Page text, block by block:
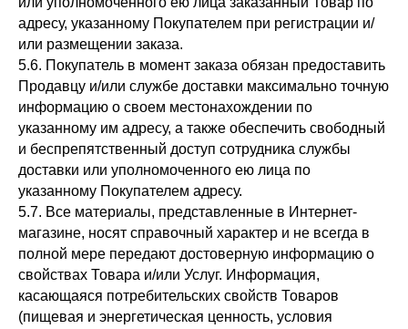
адресу, указанному Покупателем при регистрации и/
или размещении заказа.
5.6. Покупатель в момент заказа обязан предоставить
Продавцу и/или службе доставки максимально точную
информацию о своем местонахождении по
указанному им адресу, а также обеспечить свободный
и беспрепятственный доступ сотрудника службы
доставки или уполномоченного ею лица по
указанному Покупателем адресу.
5.7. Все материалы, представленные в Интернет-
магазине, носят справочный характер и не всегда в
полной мере передают достоверную информацию о
свойствах Товара и/или Услуг. Информация,
касающаяся потребительских свойств Товаров
(пищевая и энергетическая ценность, условия